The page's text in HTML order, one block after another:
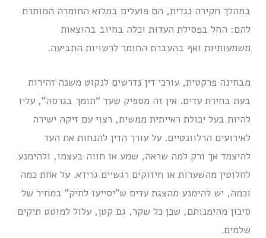
במהלך חקירה נגדית, הם פועלים במלוא החומרה המותרת
להם: החל בפסילת העדות וכלה בחיוב בהוצאות
משמעותיות ואף בהעברת החומר לרשויות התביעה.
מבחינה פרקטית, עורכי דין נדרשים לנקוט משנה זהירות
בעת בחירת עדים. אין זה מספיק שעד “תומך בגרסה”, עליו
להיות בעל יכולת ראייתית ממשית, רצוי עם זיקה ישירה
לאירועים הרלוונטיים. על עורך הדין להנחות את העד
להיצמד אך ורק למה שראה, שמע או חווה בעצמו, ולהימנע
לחלוטין מהשערות או חיזוקים רגשיים גרידא. על אחת כמה
וכמה, יש להימנע מהצגת עדים ש”יסייעו לתיק” במחיר של
סיכון מהימנותם, שכן כל שקר, גם קטן, עלול למוטט תיקים
שלמים.